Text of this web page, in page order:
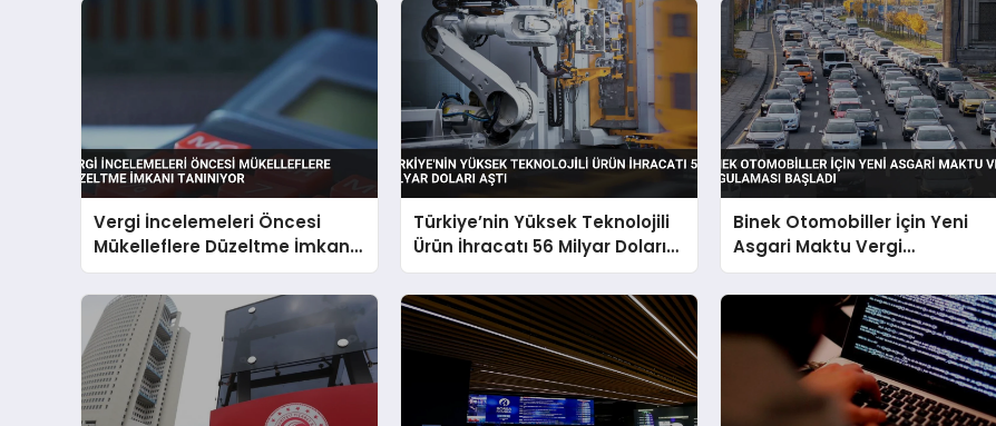
Vergi İncelemeleri Öncesi
Mükelleflere Düzeltme İmkanı
Tanınıyor
Türkiye’nin Yüksek Teknolojili
Ürün İhracatı 56 Milyar Doları
Aştı
Binek Otomobiller İçin Yeni
Asgari Maktu Vergi
Uygulaması Başladı